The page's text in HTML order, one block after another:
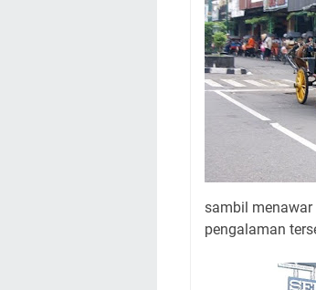
sambil
pengalaman